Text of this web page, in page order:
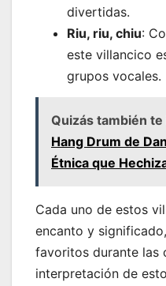
divertidas.
Riu, riu, chiu:
este villancico
grupos vocales.
Quizás también
Hang Drum de
Étnica que
Cada uno de estos
encanto y
favoritos durante las
interpretación de